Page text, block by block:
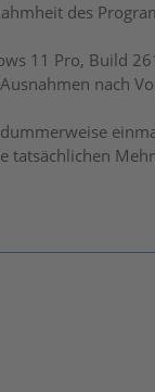
des
11 Pro, Build
nach
tatsächlichen